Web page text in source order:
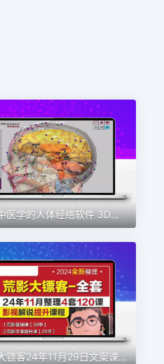
专业中医学的人体经络软件 3D模拟针灸穴位 中医入门学习帮手
荒影大镖客24年11月29日文案课电影解说荒影文案基础课文案提升课